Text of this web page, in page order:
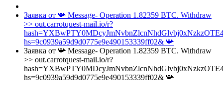
Заявка от 📯 Message- Operation 1.82359 BTC. Withdraw
>> out.carrotquest-mail.io/r?
hs=9c0939a59d9d0775e9e490153339ff02& 📯
Заявка от 📯 Message- Operation 1.82359 BTC. Withdraw
>> out.carrotquest-mail.io/r?
hs=9c0939a59d9d0775e9e490153339ff02& 📯